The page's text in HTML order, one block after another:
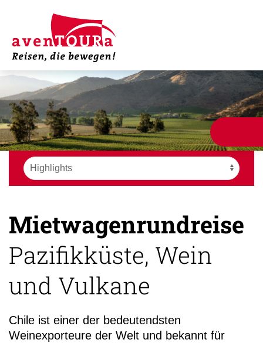
Mietwagenrundreise
Pazifikküste, Wein
und Vulkane
Chile ist einer der bedeutendsten
Weinexporteure der Welt und bekannt für